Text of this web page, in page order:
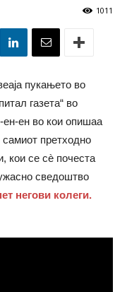
1011
пукањето во
газета“ во
ен во кои опишаа
претходно
кои се сè почеста
сведоштво
негови колеги.